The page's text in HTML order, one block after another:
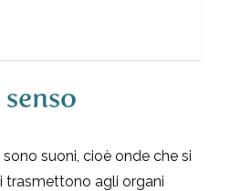
suoni, cioè onde che si
trasmettono agli organi